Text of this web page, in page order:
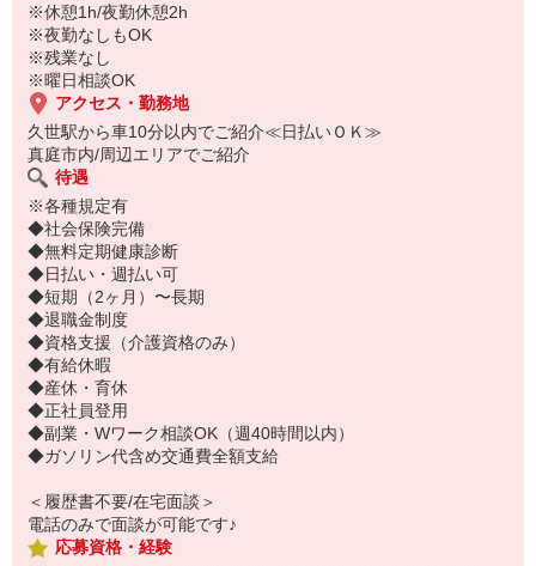
※休憩1h/夜勤休憩2h
※夜勤なしもOK
※残業なし
※曜日相談OK
アクセス・勤務地
久世駅から車10分以内でご紹介≪日払いＯＫ≫
真庭市内/周辺エリアでご紹介
待遇
※各種規定有
◆社会保険完備
◆無料定期健康診断
◆日払い・週払い可
◆短期（2ヶ月）〜長期
◆退職金制度
◆資格支援（介護資格のみ）
◆有給休暇
◆産休・育休
◆正社員登用
◆副業・Wワーク相談OK（週40時間以内）
◆ガソリン代含め交通費全額支給
＜履歴書不要/在宅面談＞
電話のみで面談が可能です♪
応募資格・経験